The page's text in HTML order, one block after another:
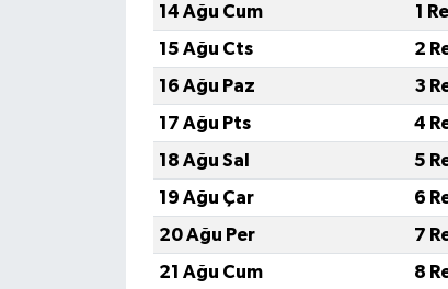
14 Ağu Cum
1
15 Ağu Cts
2
16 Ağu Paz
3
17 Ağu Pts
4
18 Ağu Sal
5
19 Ağu Çar
6
20 Ağu Per
7
21 Ağu Cum
8